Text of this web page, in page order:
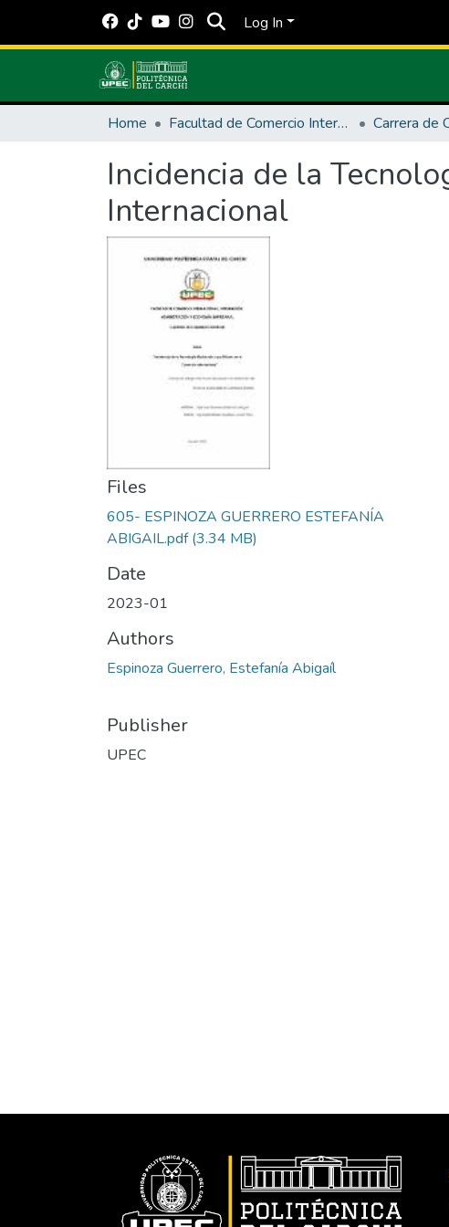
Log In
Home Facultad de Comercio Internacional, Integración, Administración y Economía Empresarial Carrera de
Incidencia de la
Internacional
Files
605- ESPINOZA GUERRERO ESTEFANÍA
ABIGAIL.pdf(3.34 MB)
Date
2023-01
Authors
Espinoza Guerrero, Estefanía Abigaíl
Publisher
UPEC